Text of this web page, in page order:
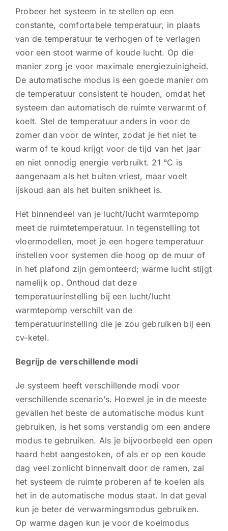
Probeer het systeem in te stellen op een
constante, comfortabele temperatuur, in plaats
van de temperatuur te verhogen of te verlagen
voor een stoot warme of koude lucht. Op die
manier zorg je voor maximale energiezuinigheid.
De automatische modus is een goede manier om
de temperatuur consistent te houden, omdat het
systeem dan automatisch de ruimte verwarmt of
koelt. Stel de temperatuur anders in voor de
zomer dan voor de winter, zodat je het niet te
warm of te koud krijgt voor de tijd van het jaar
en niet onnodig energie verbruikt. 21 °C is
aangenaam als het buiten vriest, maar voelt
ijskoud aan als het buiten snikheet is.
Het binnendeel van je lucht/lucht warmtepomp
meet de ruimtetemperatuur. In tegenstelling tot
vloermodellen, moet je een hogere temperatuur
instellen voor systemen die hoog op de muur of
in het plafond zijn gemonteerd; warme lucht stijgt
namelijk op. Onthoud dat deze
temperatuurinstelling bij een lucht/lucht
warmtepomp verschilt van de
temperatuurinstelling die je zou gebruiken bij een
cv-ketel.
Begrijp de verschillende modi
Je systeem heeft verschillende modi voor
verschillende scenario’s. Hoewel je in de meeste
gevallen het beste de automatische modus kunt
gebruiken, is het soms verstandig om een andere
modus te gebruiken. Als je bijvoorbeeld een open
haard hebt aangestoken, of als er op een koude
dag veel zonlicht binnenvalt door de ramen, zal
het systeem de ruimte proberen af te koelen als
het in de automatische modus staat. In dat geval
kun je beter de verwarmingsmodus gebruiken.
Op warme dagen kun je voor de koelmodus